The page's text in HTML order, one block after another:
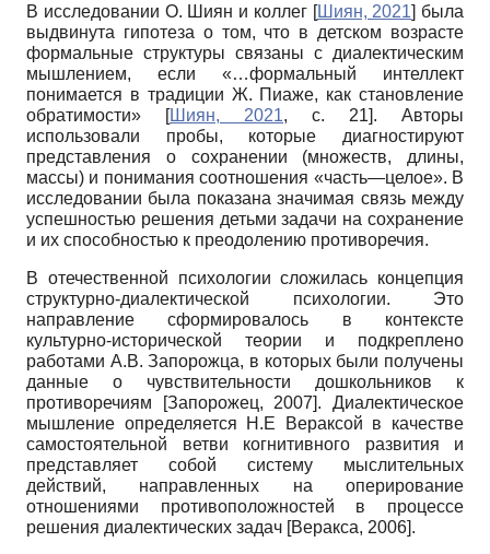
В исследовании О. Шиян и коллег [Шиян, 2021] была
выдвинута гипотеза о том, что в детском возрасте
формальные структуры связаны с диалектическим
мышлением, если «…формальный интеллект
понимается в традиции Ж. Пиаже, как становление
обратимости»
[Шиян, 2021, с. 21]. Авторы
использовали пробы, которые диагностируют
представления о сохранении (множеств, длины,
массы) и понимания соотношения «часть—целое». В
исследовании была показана значимая связь между
успешностью решения детьми задачи на сохранение
и их способностью к преодолению противоречия.
В отечественной психологии сложилась концепция
структурно-диалектической психологии. Это
направление сформировалось в контексте
культурно-исторической теории и подкреплено
работами А.В. Запорожца, в которых были получены
данные о чувствительности дошкольников к
противоречиям
[Запорожец, 2007]. Диалектическое
мышление определяется Н.Е Вераксой в качестве
самостоятельной ветви когнитивного развития и
представляет собой систему мыслительных
действий, направленных на оперирование
отношениями противоположностей в процессе
решения диалектических задач [Веракса, 2006].